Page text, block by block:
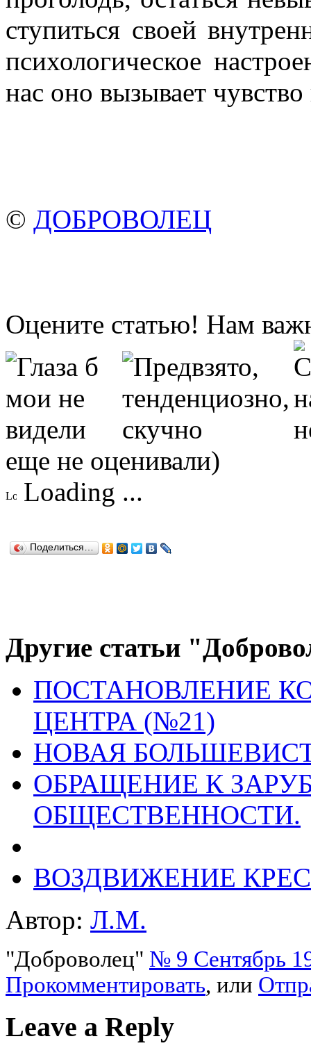
ступиться своей
психологическое
нас оно вызывает чувство
© ДОБРОВОЛЕЦ
Оцените статью! Нам
еще не оценивали)
Loading ...
Поделиться…
Другие статьи
ПОСТАНОВЛЕНИЕ
ЦЕНТРА (№21)
НОВАЯ
ОБРАЩЕНИЕ К
ОБЩЕСТВЕННОСТИ.
ВОЗДВИЖЕНИЕ
Автор: Л.М.
"Доброволец" № 9 Сентябрь
Прокомментировать, или
Leave a Reply